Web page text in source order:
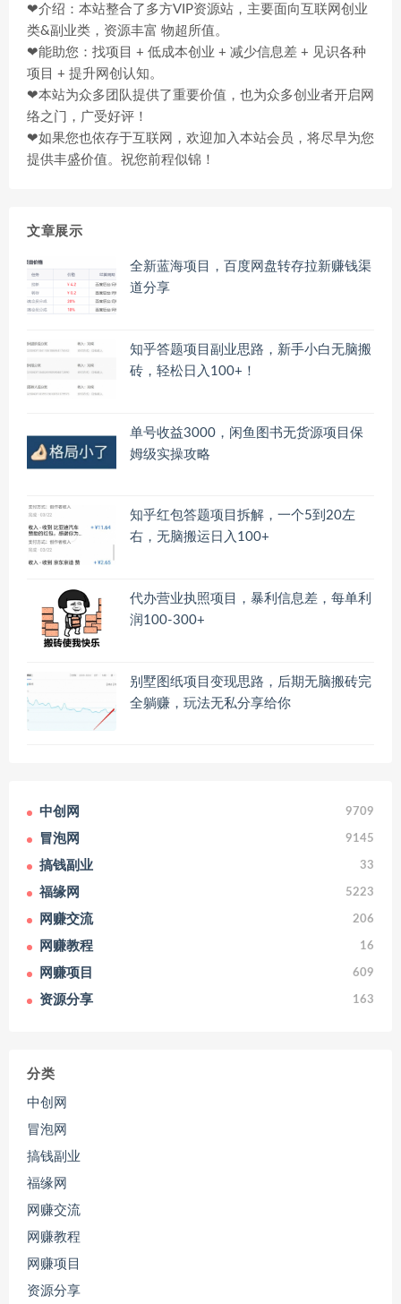
❤介绍：本站整合了多方VIP资源站，主要面向互联网创业
类&副业类，资源丰富 物超所值。
❤能助您：找项目 + 低成本创业 + 减少信息差 + 见识各种
项目 + 提升网创认知。
❤本站为众多团队提供了重要价值，也为众多创业者开启网
络之门，广受好评！
❤如果您也依存于互联网，欢迎加入本站会员，将尽早为您
提供丰盛价值。祝您前程似锦！
文章展示
全新蓝海项目，百度网盘转存拉新赚钱渠
道分享
知乎答题项目副业思路，新手小白无脑搬
砖，轻松日入100+！
单号收益3000，闲鱼图书无货源项目保
姆级实操攻略
知乎红包答题项目拆解，一个5到20左
右，无脑搬运日入100+
代办营业执照项目，暴利信息差，每单利
润100-300+
别墅图纸项目变现思路，后期无脑搬砖完
全躺赚，玩法无私分享给你
中创网 9709
冒泡网 9145
搞钱副业 33
福缘网 5223
网赚交流 206
网赚教程 16
网赚项目 609
资源分享 163
分类
中创网
冒泡网
搞钱副业
福缘网
网赚交流
网赚教程
网赚项目
资源分享